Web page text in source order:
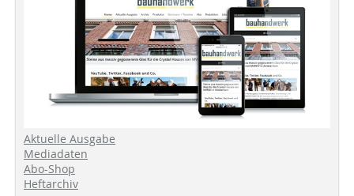
Aktuelle Ausgabe
Mediadaten
Abo-Shop
Heftarchiv